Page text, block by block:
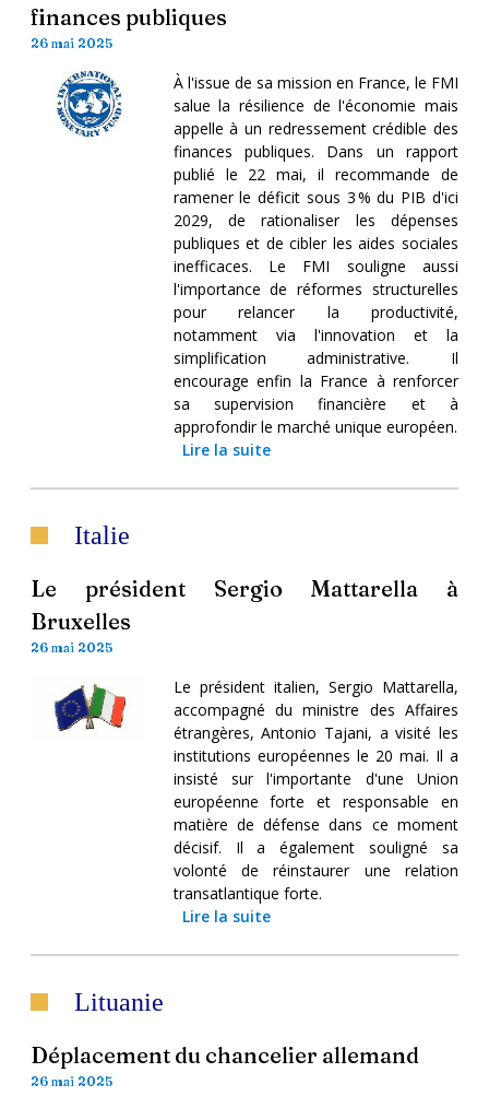
finances publiques
26 mai 2025
À l'issue de sa mission en France, le FMI
salue la résilience de l'économie mais
appelle à un redressement crédible des
finances publiques. Dans un rapport
publié le 22 mai, il recommande de
ramener le déficit sous 3 % du PIB d'ici
2029, de rationaliser les dépenses
publiques et de cibler les aides sociales
inefficaces. Le FMI souligne aussi
l'importance de réformes structurelles
pour relancer la productivité,
notamment via l'innovation et la
simplification administrative. Il
encourage enfin la France à renforcer
sa supervision financière et à
approfondir le marché unique européen.
Lire la suite
Italie
Le président Sergio Mattarella à
Bruxelles
26 mai 2025
Le président italien, Sergio Mattarella,
accompagné du ministre des Affaires
étrangères, Antonio Tajani, a visité les
institutions européennes le 20 mai. Il a
insisté sur l'importante d'une Union
européenne forte et responsable en
matière de défense dans ce moment
décisif. Il a également souligné sa
volonté de réinstaurer une relation
transatlantique forte.
Lire la suite
Lituanie
Déplacement du chancelier allemand
26 mai 2025